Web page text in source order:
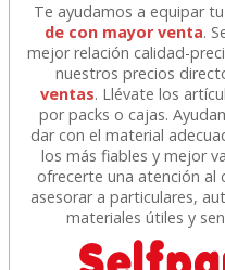
Te ayudamos a equipar
de con mayor venta.
mejor relación calidad-
nuestros precios
ventas. Llévate los
por packs o cajas.
dar con el material
los más fiables y mejor
ofrecerte una atención al
asesorar a particulares,
materiales útiles y